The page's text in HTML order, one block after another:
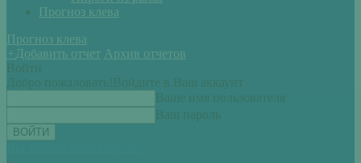
Прогноз клева
Прогноз клева
+ Добавить отчет Архив отчетов
Войти
Добро пожаловать! Войдите в Ваш аккаунт
Ваше имя пользователя
Ваш пароль